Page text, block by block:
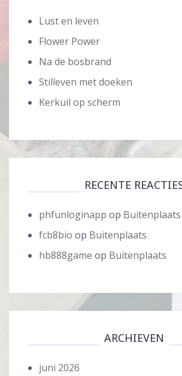
Lust en leven
Flower Power
Na de bosbrand
Stilleven met doeken
Kerkuil op scherm
RECENTE
phfunloginapp op Buitenplaats
fcb8bio op Buitenplaats
hb888game op Buitenplaats
ARCHIEVEN
juni 2026